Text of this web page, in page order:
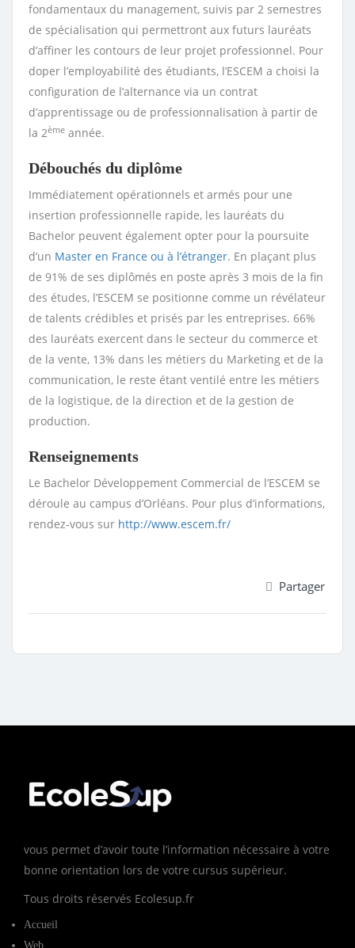
fondamentaux du management, suivis par 2 semestres
de spécialisation qui permettront aux futurs lauréats
d’affiner les contours de leur projet professionnel. Pour
doper l’employabilité des étudiants, l’ESCEM a choisi la
configuration de l’alternance via un contrat
d’apprentissage ou de professionnalisation à partir de
la 2ème année.
Débouchés du diplôme
Immédiatement opérationnels et armés pour une
insertion professionnelle rapide, les lauréats du
Bachelor peuvent également opter pour la poursuite
d’un Master en France ou à l’étranger. En plaçant plus
de 91% de ses diplômés en poste après 3 mois de la fin
des études, l’ESCEM se positionne comme un révélateur
de talents crédibles et prisés par les entreprises. 66%
des lauréats exercent dans le secteur du commerce et
de la vente, 13% dans les métiers du Marketing et de la
communication, le reste étant ventilé entre les métiers
de la logistique, de la direction et de la gestion de
production.
Renseignements
Le Bachelor Développement Commercial de l’ESCEM se
déroule au campus d’Orléans. Pour plus d’informations,
rendez-vous sur http://www.escem.fr/
Partager
vous permet d’avoir toute l’information nécessaire à votre
bonne orientation lors de votre cursus supérieur.
Tous droits réservés Ecolesup.fr
Accueil
Web